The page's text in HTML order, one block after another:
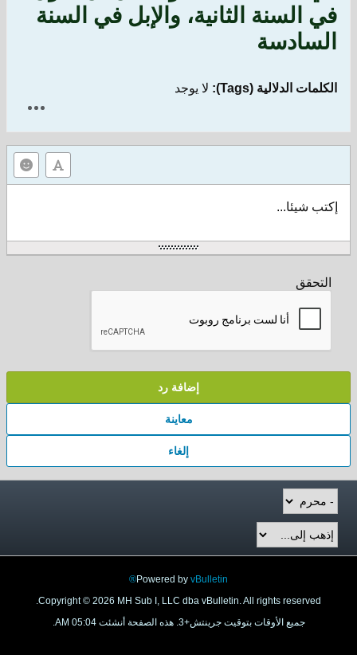
في السنة الثانية، والإبل في السنة
السادسة
الكلمات الدلالية (Tags): لا يوجد
إكتب شيئا...
التحقق
إضافة رد
معاينة
إلغاء
Powered by vBulletin®
Copyright © 2026 MH Sub I, LLC dba vBulletin. All rights reserved.
جميع الأوقات بتوقيت جرينتش+3. هذه الصفحة أنشئت 05:04 AM.